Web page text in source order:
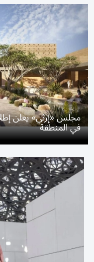
مجلس «إرثي» يعلن
في المنطقة